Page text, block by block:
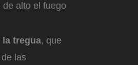
alto el fuego
la tregua, que
las